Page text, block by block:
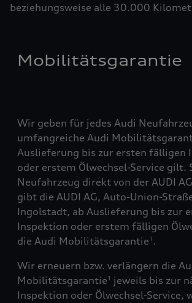
beziehungsweise alle 30.000
Mobilitätsgarantie
Wir geben für jedes Audi
umfangreiche Audi
Auslieferung bis zur ersten fälligen
oder erstem Ölwechsel-Service gilt.
Neufahrzeug direkt von der AUDI
gibt die AUDI AG, Auto-Union-
Ingolstadt, ab Auslieferung bis zur
Inspektion oder erstem fälligen
die Audi Mobilitätsgarantie1 .
Wir erneuern bzw. verlängern die
Mobilitätsgarantie1
jeweils bis zur
Inspektion oder Ölwechsel-Service,